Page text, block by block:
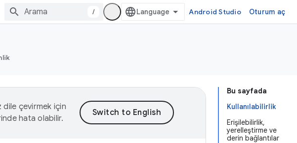
/ Android Studio Oturum aç
Bu sayfada
Kullanılabilirlik
Erişilebilirlik,
yerelleştirme ve
derin bağlantılar
çevirmek için
hata olabilir.